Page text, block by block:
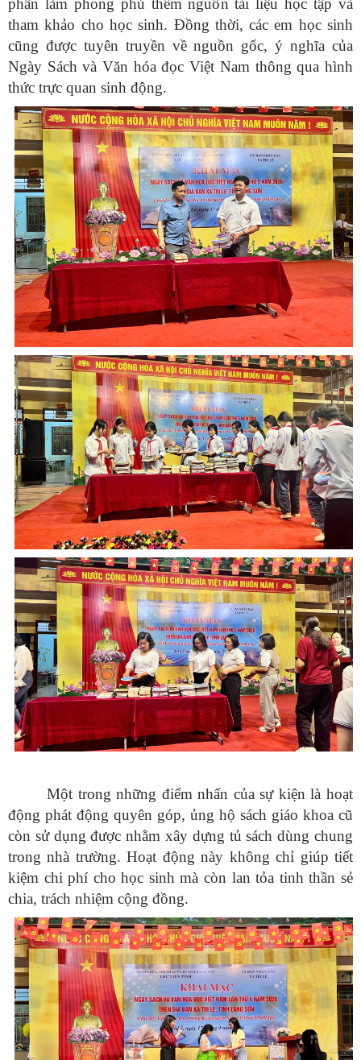
phần làm phong phú thêm nguồn tài liệu học tập và
tham khảo cho học sinh. Đồng thời, các em học sinh
cũng được tuyên truyền về nguồn gốc, ý nghĩa của
Ngày Sách và Văn hóa đọc Việt Nam thông qua hình
thức trực quan sinh động.
Một trong những điểm nhấn của sự kiện là hoạt
động phát động quyên góp, ủng hộ sách giáo khoa cũ
còn sử dụng được nhằm xây dựng tủ sách dùng chung
trong nhà trường. Hoạt động này không chỉ giúp tiết
kiệm chi phí cho học sinh mà còn lan tỏa tinh thần sẻ
chia, trách nhiệm cộng đồng.